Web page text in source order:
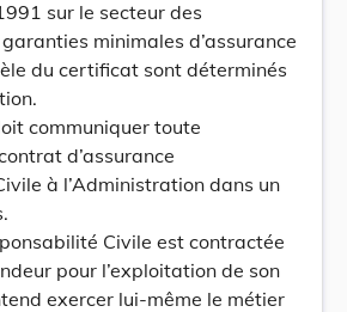
sur le secteur des
minimales d’assurance
du certificat sont déterminés
communiquer toute
d’assurance
à l’Administration dans un
Civile est contractée
pour l’exploitation de son
exercer lui-même le métier